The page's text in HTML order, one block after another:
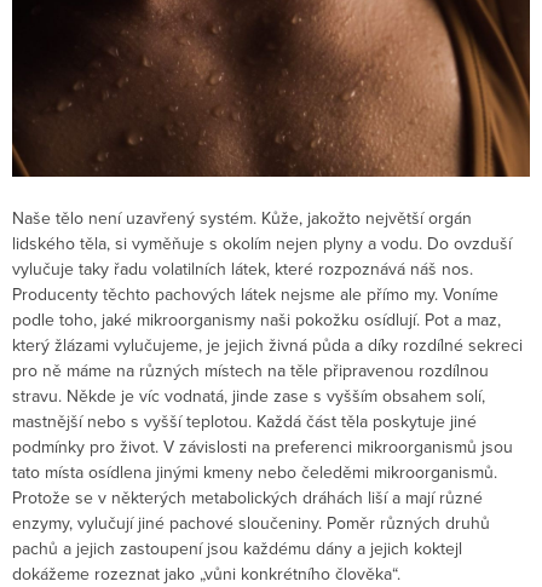
Naše tělo není uzavřený systém. Kůže, jakožto největší orgán
lidského těla, si vyměňuje s okolím nejen plyny a vodu. Do ovzduší
vylučuje taky řadu volatilních látek, které rozpoznává náš nos.
Producenty těchto pachových látek nejsme ale přímo my. Voníme
podle toho, jaké mikroorganismy naši pokožku osídlují. Pot a maz,
který žlázami vylučujeme, je jejich živná půda a díky rozdílné sekreci
pro ně máme na různých místech na těle připravenou rozdílnou
stravu. Někde je víc vodnatá, jinde zase s vyšším obsahem solí,
mastnější nebo s vyšší teplotou. Každá část těla poskytuje jiné
podmínky pro život. V závislosti na preferenci mikroorganismů jsou
tato místa osídlena jinými kmeny nebo čeleděmi mikroorganismů.
Protože se v některých metabolických dráhách liší a mají různé
enzymy, vylučují jiné pachové sloučeniny. Poměr různých druhů
pachů a jejich zastoupení jsou každému dány a jejich koktejl
dokážeme rozeznat jako „vůni konkrétního člověka“.